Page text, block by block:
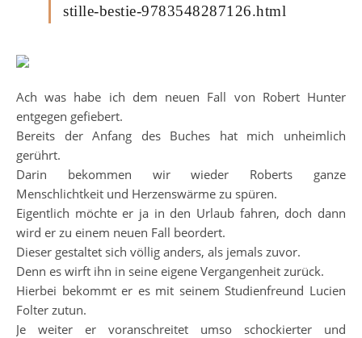
stille-bestie-9783548287126.html
Ach was habe ich dem neuen Fall von Robert Hunter
entgegen gefiebert.
Bereits der Anfang des Buches hat mich unheimlich
gerührt.
Darin bekommen wir wieder Roberts ganze
Menschlichtkeit und Herzenswärme zu spüren.
Eigentlich möchte er ja in den Urlaub fahren, doch dann
wird er zu einem neuen Fall beordert.
Dieser gestaltet sich völlig anders, als jemals zuvor.
Denn es wirft ihn in seine eigene Vergangenheit zurück.
Hierbei bekommt er es mit seinem Studienfreund Lucien
Folter zutun.
Je weiter er voranschreitet umso schockierter und